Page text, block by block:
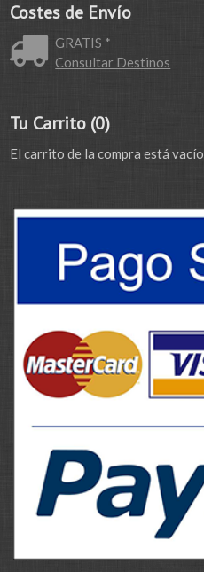
Costes de Envío
GRATIS *
Consultar Destinos
Tu Carrito (0)
El carrito de la compra está vacío